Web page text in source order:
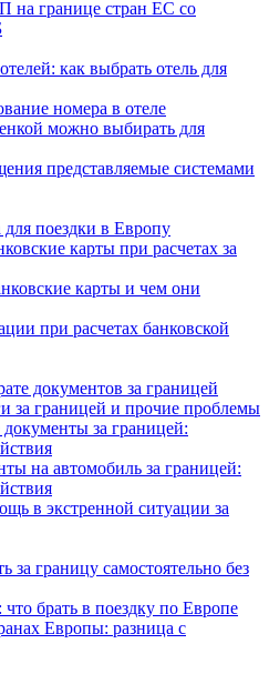
на границе стран ЕС со
как выбрать отель для
номера в отеле
можно выбирать для
представляемые системами
для поездки в Европу
карты при расчетах за
карты и чем они
при расчетах банковской
документов за границей
за границей и прочие проблемы
за границей:
на автомобиль за границей:
в экстренной ситуации за
за границу самостоятельно без
брать в поездку по Европе
Европы: разница с